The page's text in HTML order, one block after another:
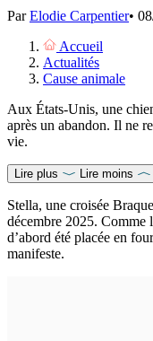
ParElodie Carpentier•
Accueil
Actualités
Cause animale
Aux États-Unis, une
après un abandon. Il ne
vie.
Lire plus Lire moins
Stella, une croisée
décembre 2025. Comme
d’abord été placée en
manifeste.